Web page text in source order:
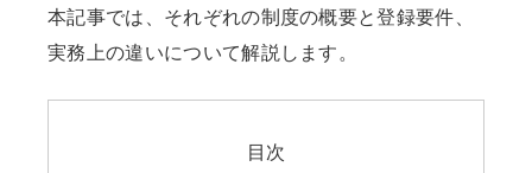
本記事では、それぞれの制度の概要と登録要件、
実務上の違いについて解説します。
目次